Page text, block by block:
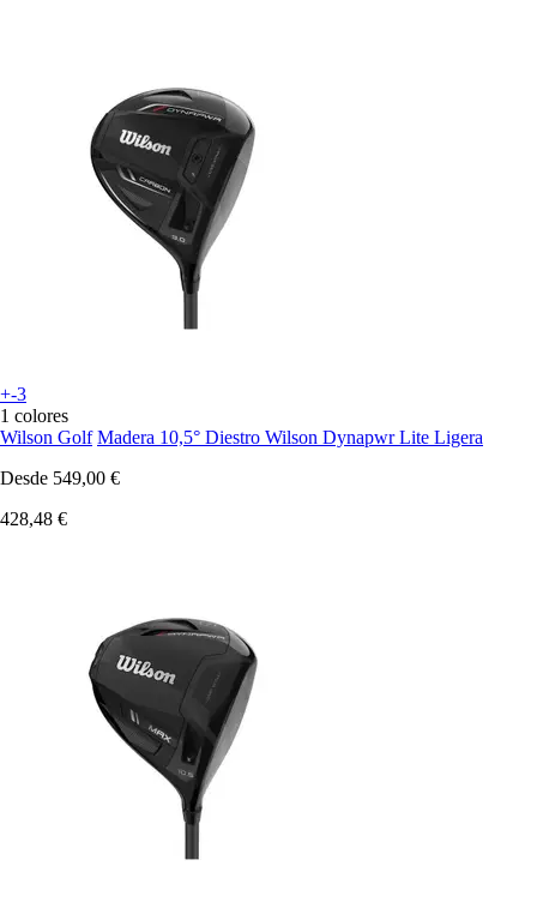
+-3
1 colores
Wilson Golf Madera 10,5° Diestro Wilson Dynapwr Lite Ligera
Desde 549,00 €
428,48 €